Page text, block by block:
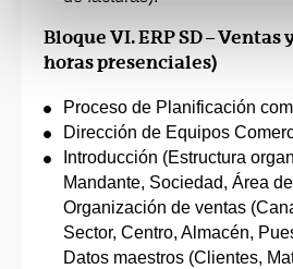
Bloque VI. ERP SD –
horas presenciales)
Proceso de Planificación
Dirección de Equipos
Introducción (Estructura
Mandante, Sociedad, Área
Organización de ventas
Sector, Centro, Almacén,
Datos maestros (Clientes,